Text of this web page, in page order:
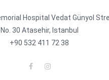
Hospital Vedat Günyol
No. 30 Atasehir, Istanbul
+90 532 411 72 38